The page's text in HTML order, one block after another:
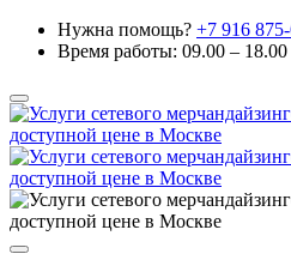
Нужна помощь? +7 916
Время работы: 09.00 – 18.00